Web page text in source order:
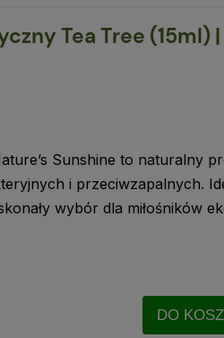
Tea Tree (15ml) |
Sunshine to naturalny
i przeciwzapalnych.
wybór dla miłośników
DO